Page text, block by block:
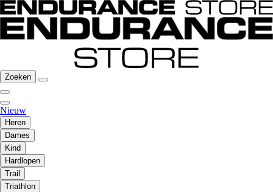
Zoeken
Nieuw
Heren
Dames
Kind
Hardlopen
Trail
Triathlon